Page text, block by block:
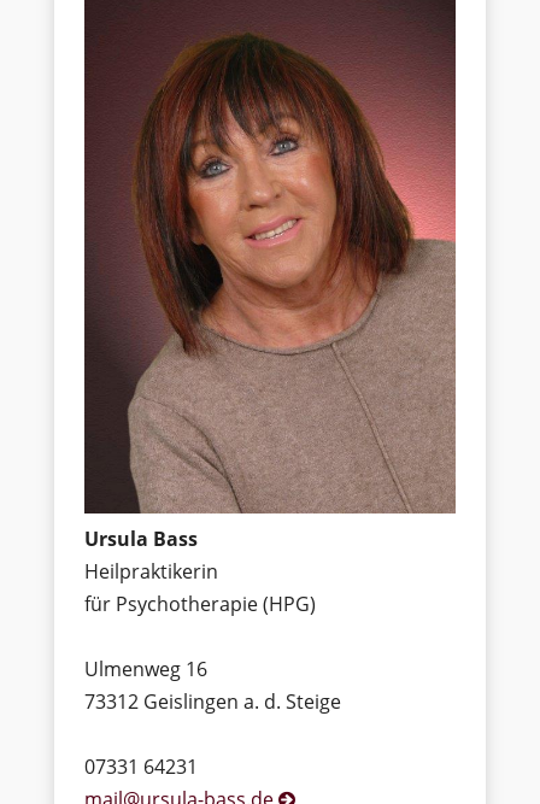
Ursula Bass
Heilpraktikerin
für Psychotherapie (HPG)
Ulmenweg 16
73312 Geislingen a. d. Steige
07331 64231